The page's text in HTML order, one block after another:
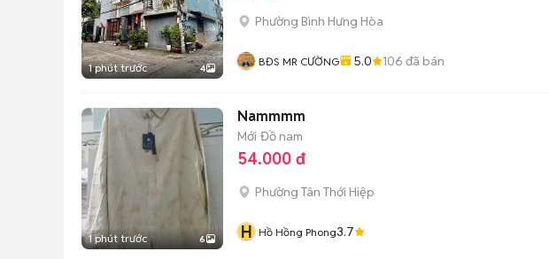
1 phút trước 4
Phường Bình Hưng Hòa
BĐS MR CƯỜNG 5.0 106 đã bán
1 phút trước 6
Nammmm
Mới Đồ nam
54.000 đ
Phường Tân Thới Hiệp
H Hồ Hồng Phong3.7